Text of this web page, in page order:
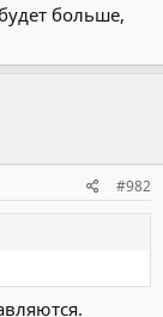
больше,
#982